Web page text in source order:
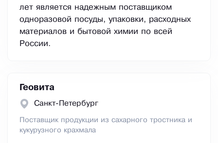
лет является надежным поставщиком
одноразовой посуды, упаковки, расходных
материалов и бытовой химии по всей
России.
Геовита
Санкт-Петербург
Поставщик продукции из сахарного тростника и
кукурузного крахмала